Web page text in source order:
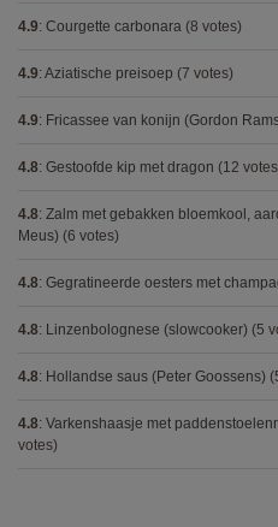
4.9: Courgette carbonara (8 votes)
4.9: Aziatische preisoep (7 votes)
4.9: Fricassee van konijn (Gordon
4.8: Gestoofde kip met dragon (12
4.8: Zalm met gebakken bloemkool,
Meus) (6 votes)
4.8: Gegratineerde oesters met
4.8: Linzenbolognese (slowcooker) (5
4.8: Hollandse saus (Peter Goossens)
4.8: Varkenshaasje met
votes)